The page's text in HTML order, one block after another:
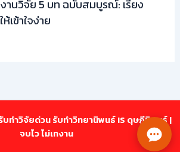
านวิจัย 5 บท ฉบับสมบูรณ์: เรียง
เข้าใจง่าย
ทำวิจัยด่วน รับทำวิทยานิพนธ์ IS ดุษฎีนิพนธ์ |
จบไว ไม่เทงาน